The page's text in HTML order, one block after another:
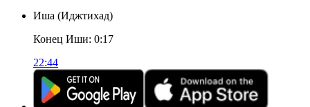
Иша (Иджтихад)
Конец Иши: 0:17
22:44